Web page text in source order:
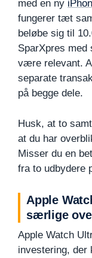
med en ny
fungerer tæt
beløbe sig til
SparXpres med
være relevant.
separate
på begge dele.
Husk, at to
at du har
Misser du en
fra to udbydere
Apple
særlige
Apple Watch
investering, der